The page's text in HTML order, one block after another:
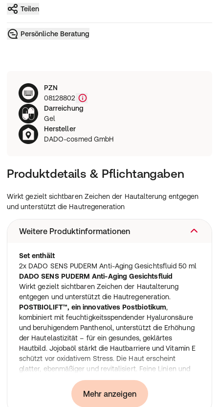
Teilen
Persönliche Beratung
PZN
08128802
Darreichung
Gel
Hersteller
DADO-cosmed GmbH
Produktdetails & Pflichtangaben
Wirkt gezielt sichtbaren Zeichen der Hautalterung entgegen
und unterstützt die Hautregeneration
Weitere Produktinformationen
Set enthält
2x DADO SENS PUDERM Anti-Aging Gesichtsfluid 50 ml
DADO SENS PUDERM Anti-Aging Gesichtsfluid
Wirkt gezielt sichtbaren Zeichen der Hautalterung
entgegen und unterstützt die Hautregeneration.
POSTBIOLIFT™, ein innovatives Postbiotikum,
kombiniert mit feuchtigkeitsspendender Hyaluronsäure
und beruhigendem Panthenol, unterstützt die Erhöhung
der Hautelastizität – für ein gesundes, geklärtes
Hautbild. Jojobaöl stärkt die Hautbarriere und Vitamin E
schützt vor oxidativem Stress. Die Haut erscheint
glatter, ebenmäßiger und revitalisiert. Feine Linien und
Fältchen werden gemildert.
Innovation: Mit liftendem Postbiotikum
Therapiebegleitend bei Spätakne
Mehr anzeigen